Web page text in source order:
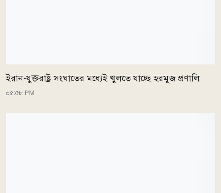
ইরান-যুক্তরাষ্ট্র সংঘাতের মধ্যেই খুলতে যাচ্ছে হরমুজ প্রণালি
০৫:৫৮ PM